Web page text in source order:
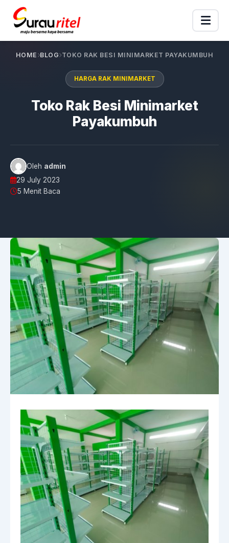
HOME BLOG TOKO RAK BESI MINIMARKET PAYAKUMBUH
HARGA RAK MINIMARKET
Toko Rak Besi Minimarket
Payakumbuh
Oleh admin
29 July 2023
5 Menit Baca